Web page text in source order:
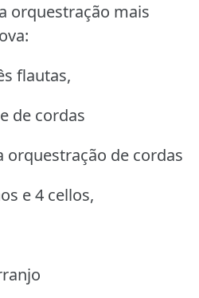
orquestração mais
flautas,
de cordas
orquestração de cordas
e 4 cellos,